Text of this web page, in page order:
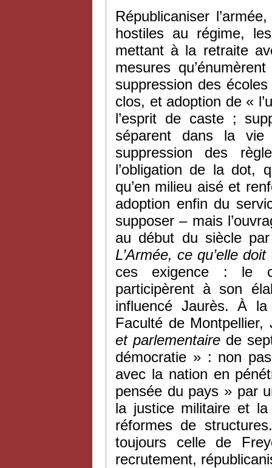
Républicaniser
hostiles au régime,
mettant à la retraite
mesures
suppression des
clos, et adoption de «
l’esprit de caste ;
séparent dans la vie
suppression des
l’obligation de la dot,
qu’en milieu aisé et
adoption enfin du
supposer – mais
au début du siècle
L’Armée, ce qu’elle
ces exigence : le
participèrent à son
influencé Jaurès. À
Faculté de
et parlementaire de
démocratie » : non
avec la nation en
pensée du pays » par
la justice militaire et
réformes de
toujours celle de
recrutement,